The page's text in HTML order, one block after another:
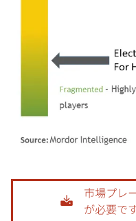
画像 © Mordor Intelligence。再